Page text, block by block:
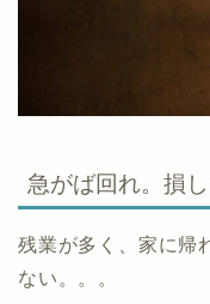
急がば回れ。損し
残業が多く、家に帰
ない。。。